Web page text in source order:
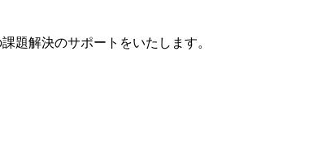
題解決のサポートをいたします。